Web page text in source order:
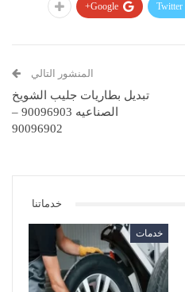
Twitter
Google+
المنشور التالي
تبديل بطاريات جليب الشويخ
الصناعيه 90096903 –
90096902
خدماتنا
خدمات